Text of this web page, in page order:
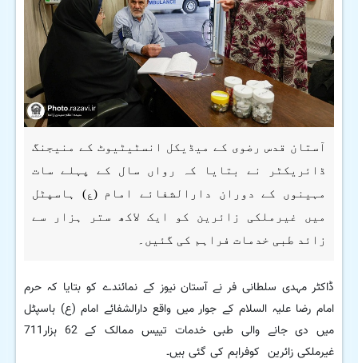
آستان قدس رضوی کے میڈیکل انسٹیٹیوٹ کے منیجنگ
ڈائریکٹر نے بتایا کہ رواں سال کے پہلے سات
مہینوں کے دوران دارالشفائے امام (ع) ہاسپٹل
میں غیرملکی زائرین کو ایک لاکھ ستر ہزار سے
زائد طبی خدمات فراہم کی گئیں۔
ڈاکٹر مہدی سلطانی فر نے آستان نیوز کے نمائندے کو بتایا کہ حرم
امام رضا علیہ السلام کے جوار میں واقع دارالشفائے امام (ع) ہاسپٹل
میں دی جانے والی طبی خدمات تییس ممالک کے 62 ہزار711
غیرملکی زائرین کوفراہم کی گئی ہیں۔